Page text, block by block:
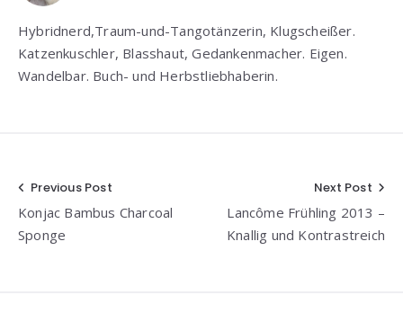
Hybridnerd,Traum-und-Tangotänzerin, Klugscheißer.
Katzenkuschler, Blasshaut, Gedankenmacher. Eigen.
Wandelbar. Buch- und Herbstliebhaberin.
Beitragsnavigation
Previous Post
Konjac Bambus Charcoal
Sponge
Next Post
Lancôme Frühling 2013 –
Knallig und Kontrastreich